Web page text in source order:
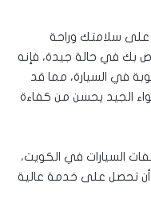
على سلامتك وراحة
بك في حالة جيدة، فإنه
في السيارة، مما قد
الجيد يحسن من كفاءة
السيارات في الكويت،
أن تحصل على خدمة عالية